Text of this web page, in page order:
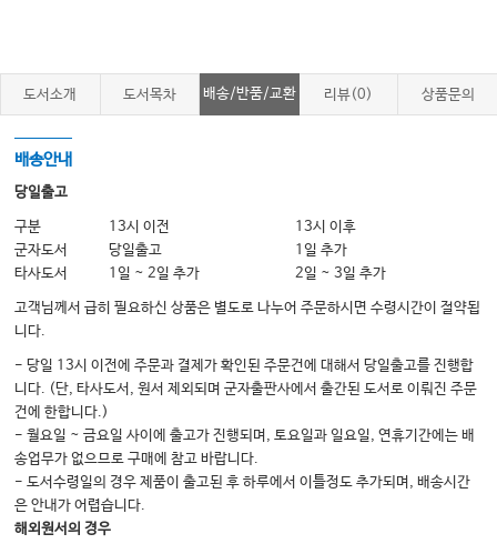
호기말이산화탄소분압(ETCO2)
중심정맥혈 산소포화도(ScvO2)
관상동맥 관류압과 이완기 동맥압
되먹임(피드백) 장치의 사용
Chapter 6-3 기본 및 전문 기도술기
전문 기도술기
비디오후두경을 이용한 기관내삽관
Chapter 6-4 제세동
제세동
Chapter 6-5 전문소생술 중 약물 투여
정맥내 투여
골내 주사
도서소개 도서목차 배송/반품/교환 리뷰(0) 상품문의
배송안내
당일출고
구분 13시 이전
13시 이후
군자도서
당일출고
1일 추가
타사도서
1일 ~ 2일 추가 2일 ~ 3일 추가
고객님께서 급히 필요하신 상품은 별도로 나누어 주문하시면 수령시간이 절약됩
니다.
- 당일 13시 이전에 주문과 결제가 확인된 주문건에 대해서 당일출고를 진행합
니다. (단, 타사도서, 원서 제외되며 군자출판사에서 출간된 도서로 이뤄진 주문
건에 한합니다.)
- 월요일 ~ 금요일 사이에 출고가 진행되며, 토요일과 일요일, 연휴기간에는 배
송업무가 없으므로 구매에 참고 바랍니다.
- 도서수령일의 경우 제품이 출고된 후 하루에서 이틀정도 추가되며, 배송시간
은 안내가 어렵습니다.
해외원서의 경우